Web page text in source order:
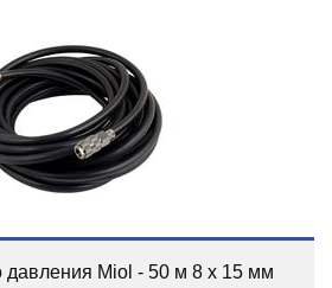
давления Miol - 50 м 8 х 15 мм